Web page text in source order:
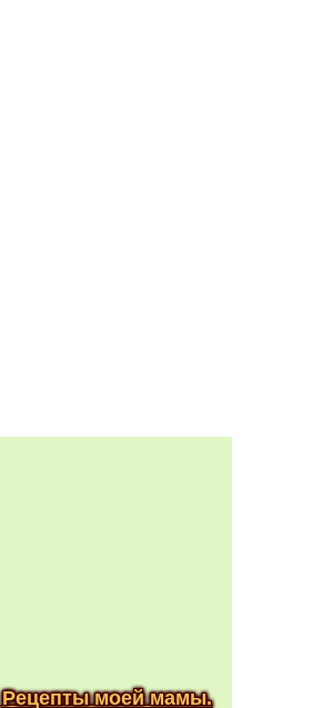
Рецепты моей мамы.